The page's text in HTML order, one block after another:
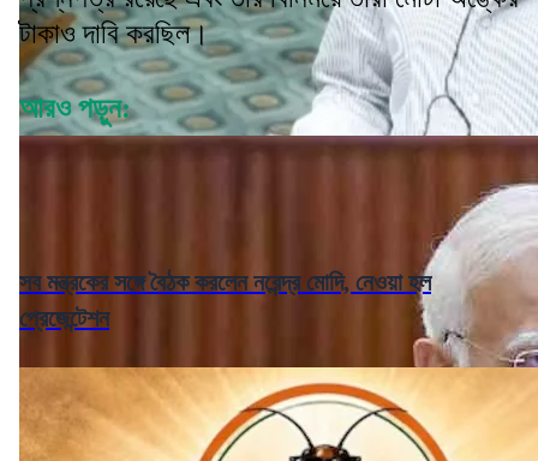
টাকাও দাবি করছিল।
আরও পড়ুন:
সব মন্ত্রকের সঙ্গে বৈঠক করলেন নরেন্দ্র মোদি, নেওয়া হল
প্রেজেন্টেশন